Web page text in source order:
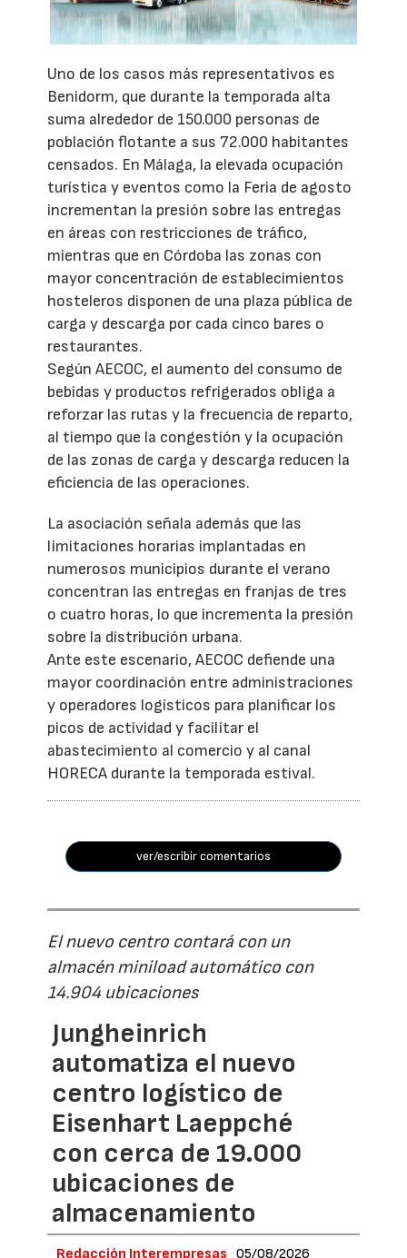
Uno de los casos más representativos es
Benidorm, que durante la temporada alta
suma alrededor de 150.000 personas de
población flotante a sus 72.000 habitantes
censados. En Málaga, la elevada ocupación
turística y eventos como la Feria de agosto
incrementan la presión sobre las entregas
en áreas con restricciones de tráfico,
mientras que en Córdoba las zonas con
mayor concentración de establecimientos
hosteleros disponen de una plaza pública de
carga y descarga por cada cinco bares o
restaurantes.
Según AECOC, el aumento del consumo de
bebidas y productos refrigerados obliga a
reforzar las rutas y la frecuencia de reparto,
al tiempo que la congestión y la ocupación
de las zonas de carga y descarga reducen la
eficiencia de las operaciones.
La asociación señala además que las
limitaciones horarias implantadas en
numerosos municipios durante el verano
concentran las entregas en franjas de tres
o cuatro horas, lo que incrementa la presión
sobre la distribución urbana.
Ante este escenario, AECOC defiende una
mayor coordinación entre administraciones
y operadores logísticos para planificar los
picos de actividad y facilitar el
abastecimiento al comercio y al canal
HORECA durante la temporada estival.
ver/escribir comentarios
El nuevo centro contará con un
almacén miniload automático con
14.904 ubicaciones
Jungheinrich
automatiza el nuevo
centro logístico de
Eisenhart Laeppché
con cerca de 19.000
ubicaciones de
almacenamiento
Redacción Interempresas 05/08/2026